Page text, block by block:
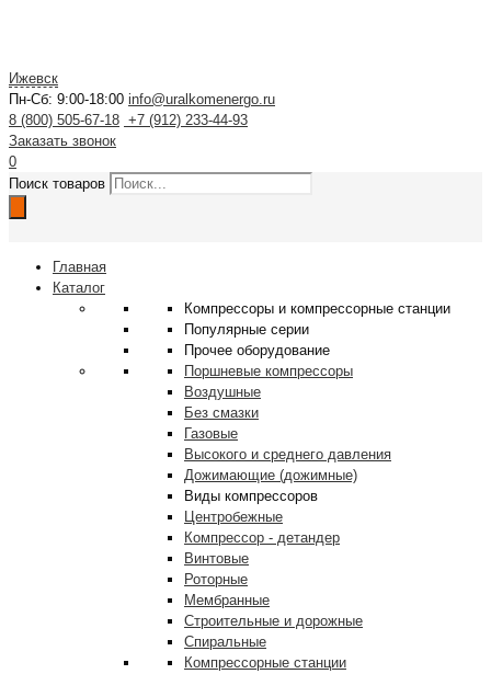
Ижевск
Пн-Сб: 9:00-18:00 info@uralkomenergo.ru
8 (800) 505-67-18 +7 (912) 233-44-93
Заказать звонок
0
Поиск товаров
Главная
Каталог
Компрессоры и компрессорные станции
Популярные серии
Прочее оборудование
Поршневые компрессоры
Воздушные
Без смазки
Газовые
Высокого и среднего давления
Дожимающие (дожимные)
Виды компрессоров
Центробежные
Компрессор - детандер
Винтовые
Роторные
Мембранные
Строительные и дорожные
Спиральные
Компрессорные станции